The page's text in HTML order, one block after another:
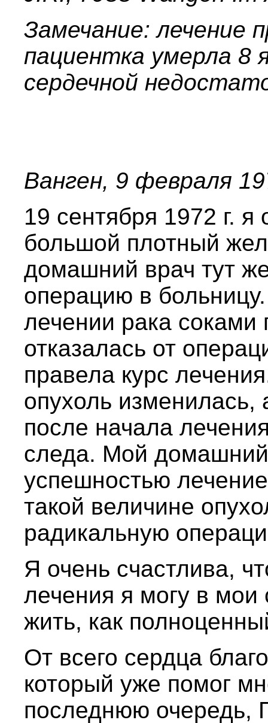
Замечание: лечение
пациентка умерла 8
сердечной
Ванген, 9 февраля
19 сентября 1972 г.
большой плотный
домашний врач тут
операцию в
лечении рака соками
отказалась от
правела курс
опухоль изменилась,
после начала
следа. Мой
успешностью
такой величине
радикальную
Я очень счастлива,
лечения я могу в мои
жить, как
От всего сердца
который уже помог
последнюю очередь,